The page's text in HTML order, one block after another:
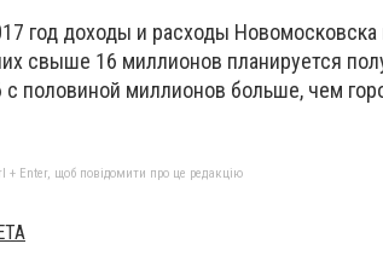
год доходы и расходы
свыше 16 миллионов планируется
половиной миллионов больше, чем
+ Enter, щоб повідомити про це редакцію